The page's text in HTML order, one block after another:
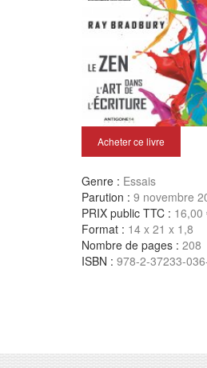
Acheter ce livre
Genre : Essais
Parution : 9 novembre
PRIX public TTC : 16,00
Format : 14 x 21 x 1,8
Nombre de pages : 208
ISBN : 978-2-37233-